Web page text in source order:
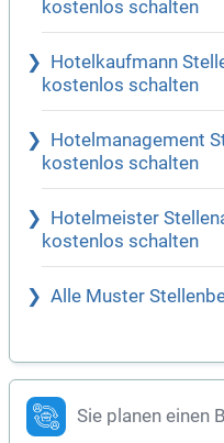
kostenlos schalten
Hotelkaufmann
kostenlos schalten
Hotelmanagement
kostenlos schalten
Hotelmeister
kostenlos schalten
Alle Muster
Sie planen einen